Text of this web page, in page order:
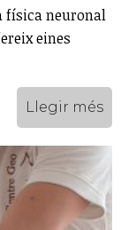
física neuronal
eines
Llegir més